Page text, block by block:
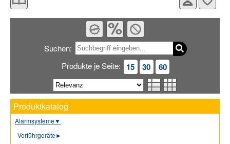
Suchen:
Produkte je Seite:
15 30 60
Produktkatalog
Alarmsysteme▼
Vorführgeräte►